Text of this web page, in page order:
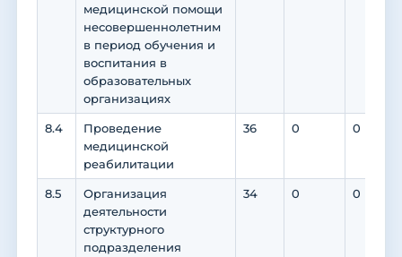
медицинской помощи
несовершеннолетним
в период обучения и
воспитания в
образовательных
организациях
8.4
Проведение
медицинской
реабилитации
36 0 0
8.5
Организация
деятельности
структурного
подразделения
34 0 0